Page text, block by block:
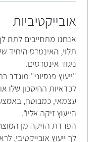
אובייקטיביות
אנחנו מתחייבים לתת
תלוי, האינטרס היחיד
ניגוד אינטרסים.
"ייעוץ פנסיוני" מוגדר
לכדאיות החיסכון שלו
עצמאי, כמבוטח,
הייעוץ זיקה אליו".
הפרדת הזיקה מן
לך ייעוץ אובייקטיבי,